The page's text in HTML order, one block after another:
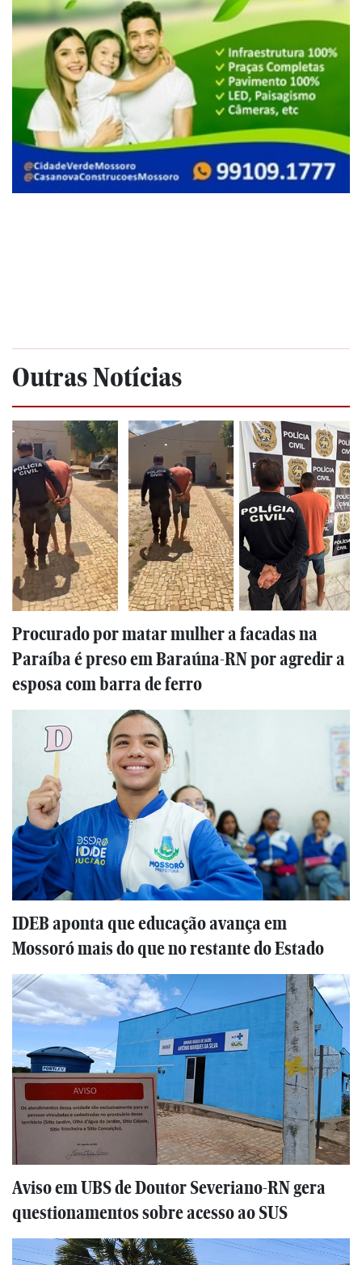
Outras Notícias
Procurado por matar mulher a facadas na
Paraíba é preso em Baraúna-RN por agredir a
esposa com barra de ferro
IDEB aponta que educação avança em
Mossoró mais do que no restante do Estado
Aviso em UBS de Doutor Severiano-RN gera
questionamentos sobre acesso ao SUS